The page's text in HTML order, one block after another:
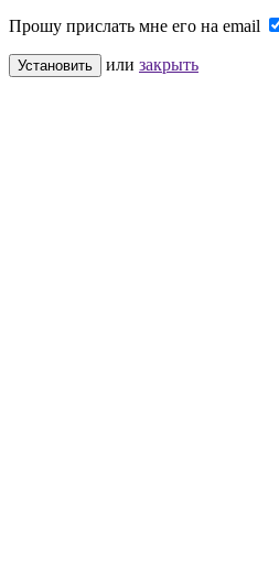
Прошу прислать мне его на email
или закрыть